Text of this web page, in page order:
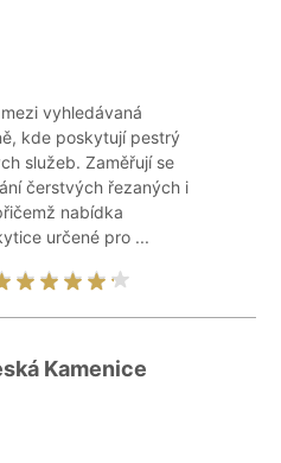
vyhledávaná
kde poskytují pestrý
služeb. Zaměřují se
čerstvých řezaných i
nabídka
určené pro ...
Kamenice